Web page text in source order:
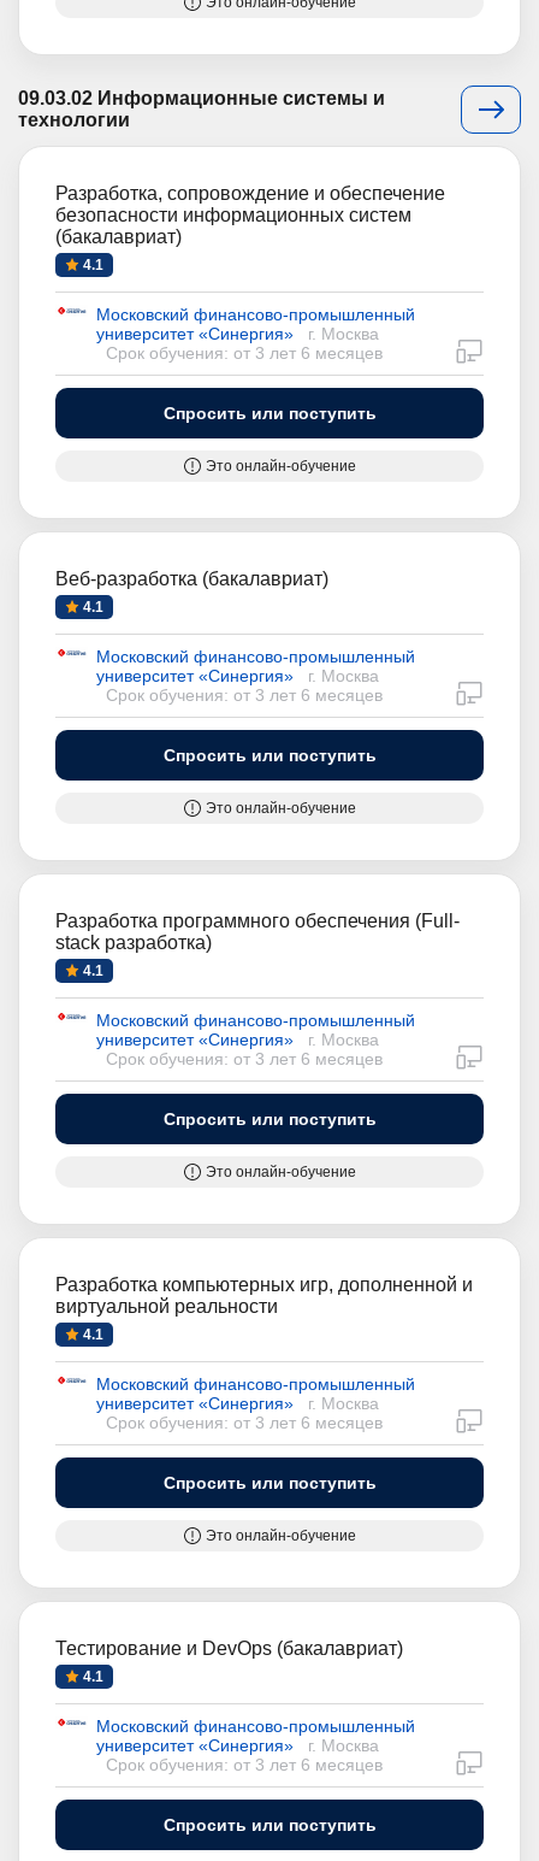
09.03.02 Информационные системы и
технологии
Разработка, сопровождение и обеспечение
безопасности информационных систем
(бакалавриат)
4.1
Московский финансово-промышленный
университет «Синергия»
г. Москва
Срок обучения: от 3 лет 6 месяцев
Спросить или поступить
Это онлайн-обучение
Веб-разработка (бакалавриат)
4.1
Московский финансово-промышленный
университет «Синергия»
г. Москва
Срок обучения: от 3 лет 6 месяцев
Спросить или поступить
Это онлайн-обучение
Разработка программного обеспечения (Full-
stack разработка)
4.1
Московский финансово-промышленный
университет «Синергия»
г. Москва
Срок обучения: от 3 лет 6 месяцев
Спросить или поступить
Это онлайн-обучение
Разработка компьютерных игр, дополненной и
виртуальной реальности
4.1
Московский финансово-промышленный
университет «Синергия»
г. Москва
Срок обучения: от 3 лет 6 месяцев
Спросить или поступить
Это онлайн-обучение
Тестирование и DevOps (бакалавриат)
4.1
Московский финансово-промышленный
университет «Синергия»
г. Москва
Срок обучения: от 3 лет 6 месяцев
Спросить или поступить